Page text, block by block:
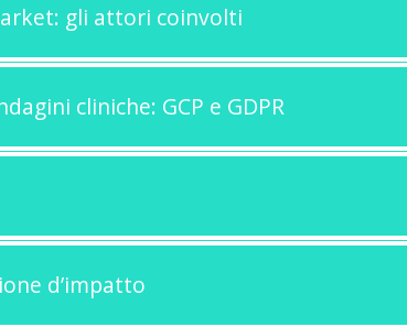
gli attori coinvolti
cliniche: GCP e GDPR
d’impatto